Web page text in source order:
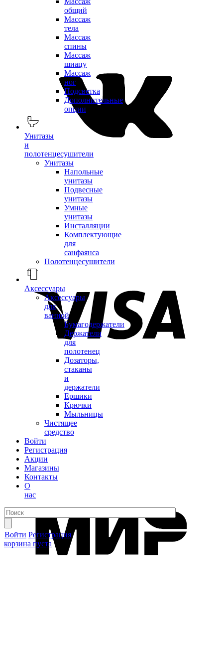
общий
Массаж
тела
Массаж
спины
Массаж
шиацу
Массаж
ног
Подсветка
Дополнительные
опции
Унитазы
и
полотенцесушители
Унитазы
Напольные
унитазы
Подвесные
унитазы
Умные
унитазы
Инсталляции
Комплектующие
для
санфаянса
Полотенцесушители
Аксессуары
Аксессуары
для
ванной
Бумагодержатели
Держатели
для
полотенец
Дозаторы,
стаканы
и
держатели
Ершики
Крючки
Мыльницы
Чистящее
средство
Войти
Регистрация
Акции
Магазины
Контакты
О
нас
Войти Регистрация
корзина пуста